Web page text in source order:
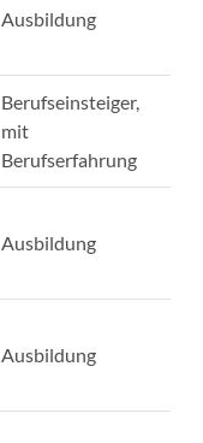
Ausbildung
Berufseinsteiger,
mit
Berufserfahrung
Ausbildung
Ausbildung